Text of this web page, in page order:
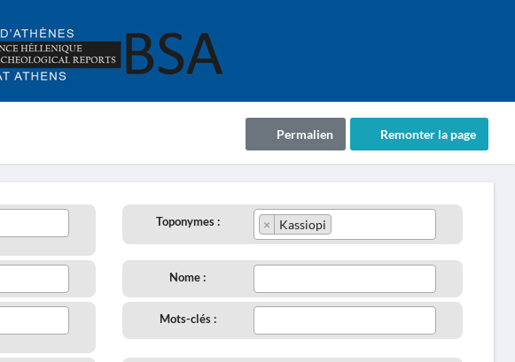
Remonter la page
Permalien
Toponymes : × Kassiopi
Nome :
Mots-clés :